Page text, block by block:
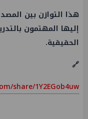
هذا التوازن بين
إليها المهتمون
الحقيقية.
🔗
share/1Y2EGob4uw/